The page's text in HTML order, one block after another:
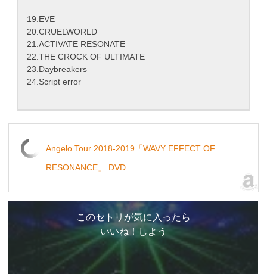
19.EVE
20.CRUELWORLD
21.ACTIVATE RESONATE
22.THE CROCK OF ULTIMATE
23.Daybreakers
24.Script error
Angelo Tour 2018-2019「WAVY EFFECT OF
RESONANCE」 DVD
このセトリが気に入ったら
いいね！しよう